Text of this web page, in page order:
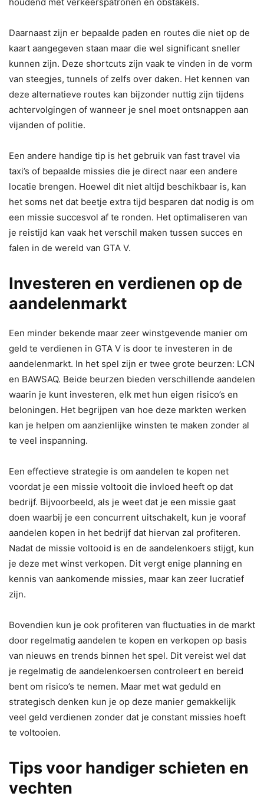
Daarnaast zijn er bepaalde paden en routes die niet op de
kaart aangegeven staan maar die wel significant sneller
kunnen zijn. Deze shortcuts zijn vaak te vinden in de vorm
van steegjes, tunnels of zelfs over daken. Het kennen van
deze alternatieve routes kan bijzonder nuttig zijn tijdens
achtervolgingen of wanneer je snel moet ontsnappen aan
vijanden of politie.
Een andere handige tip is het gebruik van fast travel via
taxi’s of bepaalde missies die je direct naar een andere
locatie brengen. Hoewel dit niet altijd beschikbaar is, kan
het soms net dat beetje extra tijd besparen dat nodig is om
een missie succesvol af te ronden. Het optimaliseren van
je reistijd kan vaak het verschil maken tussen succes en
falen in de wereld van GTA V.
Investeren en verdienen op de
aandelenmarkt
Een minder bekende maar zeer winstgevende manier om
geld te verdienen in GTA V is door te investeren in de
aandelenmarkt. In het spel zijn er twee grote beurzen: LCN
en BAWSAQ. Beide beurzen bieden verschillende aandelen
waarin je kunt investeren, elk met hun eigen risico’s en
beloningen. Het begrijpen van hoe deze markten werken
kan je helpen om aanzienlijke winsten te maken zonder al
te veel inspanning.
Een effectieve strategie is om aandelen te kopen net
voordat je een missie voltooit die invloed heeft op dat
bedrijf. Bijvoorbeeld, als je weet dat je een missie gaat
doen waarbij je een concurrent uitschakelt, kun je vooraf
aandelen kopen in het bedrijf dat hiervan zal profiteren.
Nadat de missie voltooid is en de aandelenkoers stijgt, kun
je deze met winst verkopen. Dit vergt enige planning en
kennis van aankomende missies, maar kan zeer lucratief
zijn.
Bovendien kun je ook profiteren van fluctuaties in de markt
door regelmatig aandelen te kopen en verkopen op basis
van nieuws en trends binnen het spel. Dit vereist wel dat
je regelmatig de aandelenkoersen controleert en bereid
bent om risico’s te nemen. Maar met wat geduld en
strategisch denken kun je op deze manier gemakkelijk
veel geld verdienen zonder dat je constant missies hoeft
te voltooien.
Tips voor handiger schieten en
vechten